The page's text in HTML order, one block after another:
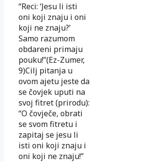
“Reci: ‘Jesu li isti
oni koji znaju i oni
koji ne znaju?’
Samo razumom
obdareni primaju
pouku!”(Ez-Zumer,
9)Cilj pitanja u
ovom ajetu jeste da
se čovjek uputi na
svoj fitret (prirodu):
“O čovječe, obrati
se svom fitretu i
zapi­taj se jesu li
isti oni koji znaju i
oni koji ne znaju!”